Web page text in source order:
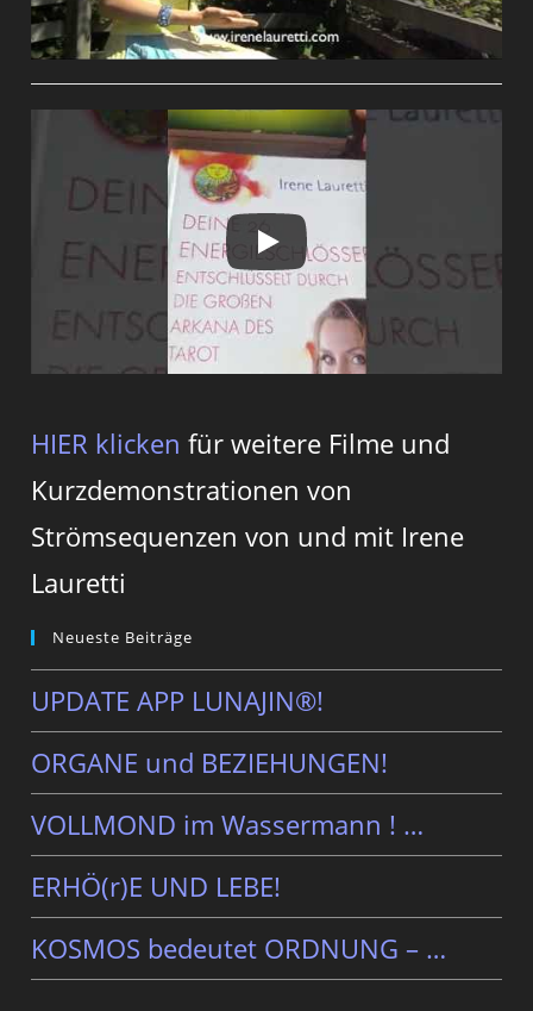
HIER klicken für weitere Filme und
Kurzdemonstrationen von
Strömsequenzen von und mit Irene
Lauretti
Neueste Beiträge
UPDATE APP LUNAJIN®!
ORGANE und BEZIEHUNGEN!
VOLLMOND im Wassermann ! …
ERHÖ(r)E UND LEBE!
KOSMOS bedeutet ORDNUNG – …